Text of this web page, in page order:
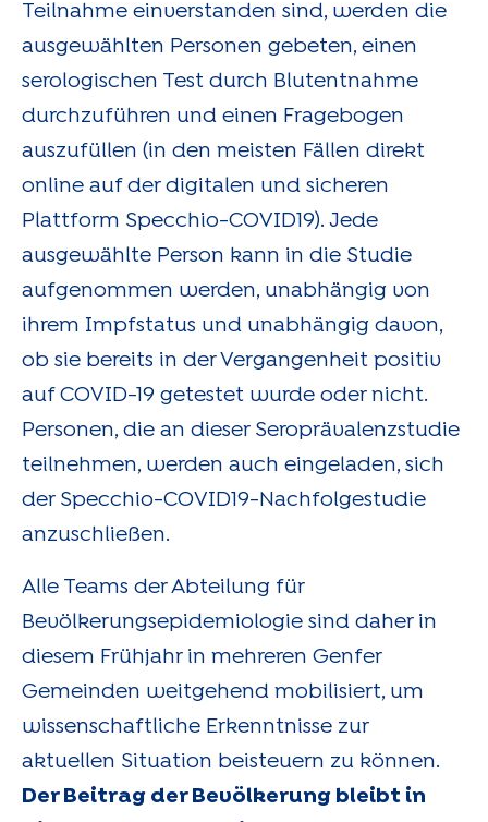
Teilnahme einverstanden sind, werden die
ausgewählten Personen gebeten, einen
serologischen Test durch Blutentnahme
durchzuführen und einen Fragebogen
auszufüllen (in den meisten Fällen direkt
online auf der digitalen und sicheren
Plattform Specchio-COVID19). Jede
ausgewählte Person kann in die Studie
aufgenommen werden, unabhängig von
ihrem Impfstatus und unabhängig davon,
ob sie bereits in der Vergangenheit positiv
auf COVID-19 getestet wurde oder nicht.
Personen, die an dieser Seroprävalenzstudie
teilnehmen, werden auch eingeladen, sich
der Specchio-COVID19-Nachfolgestudie
anzuschließen.
Alle Teams der Abteilung für
Bevölkerungsepidemiologie sind daher in
diesem Frühjahr in mehreren Genfer
Gemeinden weitgehend mobilisiert, um
wissenschaftliche Erkenntnisse zur
aktuellen Situation beisteuern zu können.
Der Beitrag der Bevölkerung bleibt in